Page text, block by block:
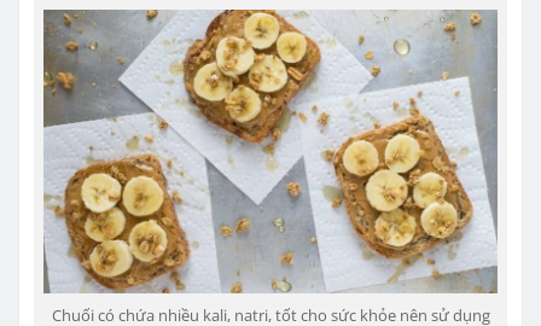
Chuối có chứa nhiều kali, natri, tốt cho sức khỏe nên sử dụng